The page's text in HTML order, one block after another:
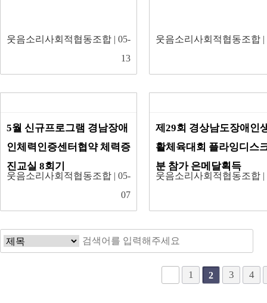
웃음소리사회적협동조합 | 05-
13
웃음소리사회적협동조합
5월 신규프로그램 경남장애
인체력인증센터협약 체력증
진교실 8회기
웃음소리사회적협동조합 | 05-
07
제29회 경상남도장애인
활체육대회 플라잉디스
분 참가 은메달획득
웃음소리사회적협동조합
1 2 3 4